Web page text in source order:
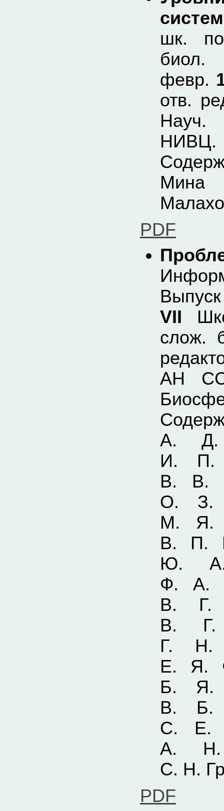
систем
шк.
февр.
отв.
Науч.
НИВЦ.
PDF
VII
слож.
АН
А. Д.
И. П.
В. В.
О. З.
М. Я.
В. П.
Ю.
Ф. А.
В. Г.
В. Г.
Г. Н.
Е. Я.
Б. Я.
В. Б.
С. Е.
А. Н.
С. Н.
PDF